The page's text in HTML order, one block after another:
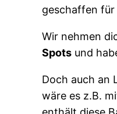
geschaffen für
Wir nehmen
Spots und
Doch auch an
wäre es z.B.